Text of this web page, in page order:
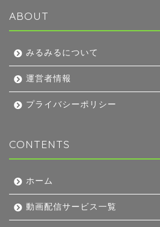
ABOUT
みるみるについて
運営者情報
プライバシーポリシー
CONTENTS
ホーム
動画配信サービス一覧